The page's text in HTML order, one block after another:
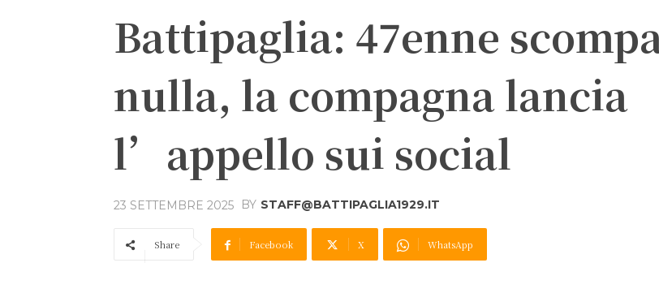
Battipaglia: 47enne
nulla, la compagna lancia
l’appello sui social
23 SETTEMBRE 2025 BY STAFF@BATTIPAGLIA1929.IT
Share Facebook X WhatsApp